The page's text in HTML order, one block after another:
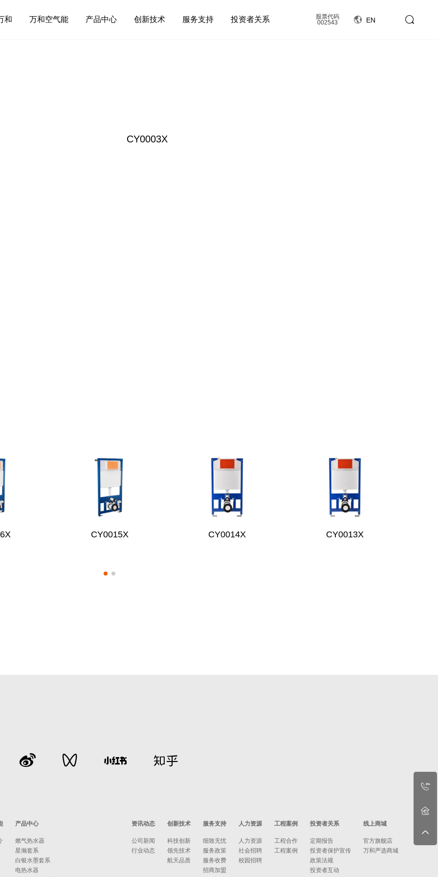
和 万和空气能 产品中心 创新技术 服务支持 投资者关系
股票代码
002543
EN
CY0003X
CY0015X CY0014X CY0013X
产品中心
燃气热水器
星瀚套系
白银水墨套系
电热水器
资讯动态
公司新闻
行业动态
创新技术
科技创新
领先技术
航天品质
服务支持
细致无忧
服务政策
服务收费
招商加盟
人力资源
人力资源
社会招聘
校园招聘
工程案例
工程合作
工程案例
投资者关系
定期报告
投资者保护宣传
政策法规
投资者互动
线上商城
官方旗舰店
万和严选商城